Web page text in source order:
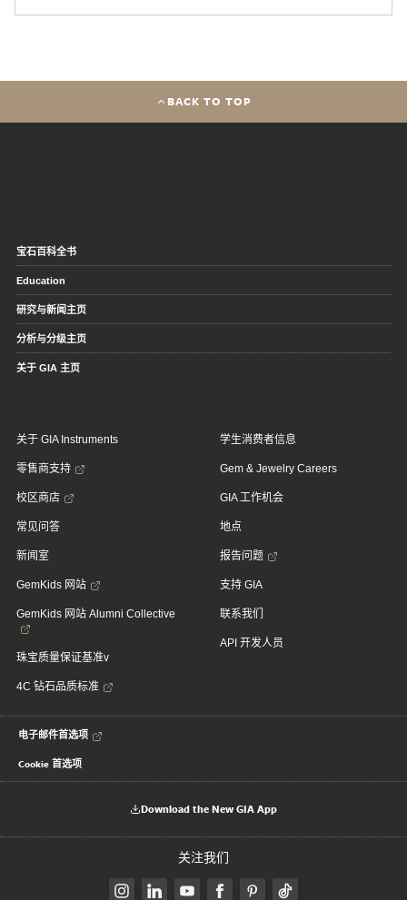
BACK TO TOP
宝石百科全书
Education
研究与新闻主页
分析与分级主页
关于 GIA 主页
关于 GIA Instruments
零售商支持
校区商店
常见问答
新闻室
GemKids 网站
GemKids 网站 Alumni Collective
珠宝质量保证基准v
4C 钻石品质标准
学生消费者信息
Gem & Jewelry Careers
GIA 工作机会
地点
报告问题
支持 GIA
联系我们
API 开发人员
电子邮件首选项
Cookie 首选项
Download the New GIA App
关注我们